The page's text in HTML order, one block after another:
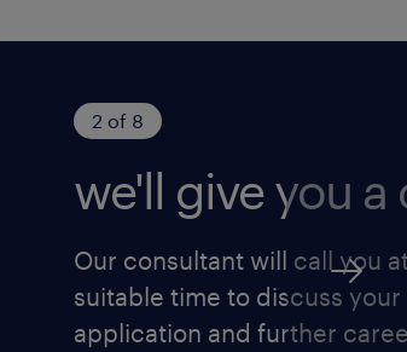
2 of 8
we'll give you a
Our consultant will call you
suitable time to discuss your
application and further